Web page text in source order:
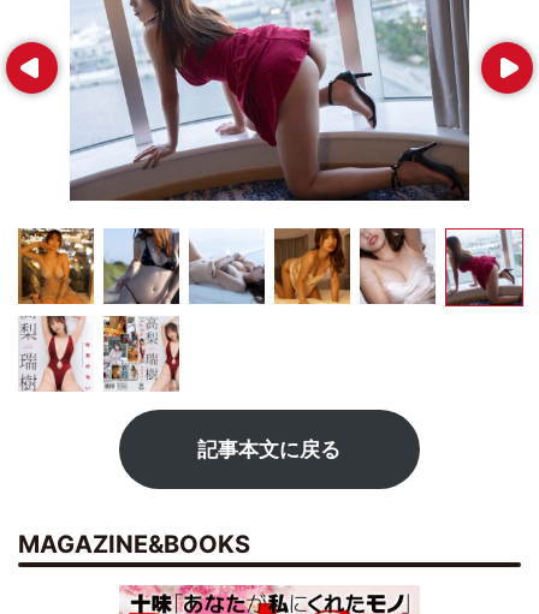
Prev Next
記事本文に戻る
MAGAZINE&BOOKS